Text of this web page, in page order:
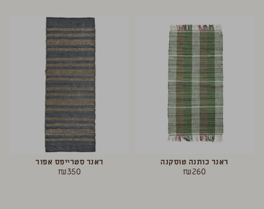
ראנר כותנה טוסקנה
₪260
ראנר סטרייפס אפור
₪350